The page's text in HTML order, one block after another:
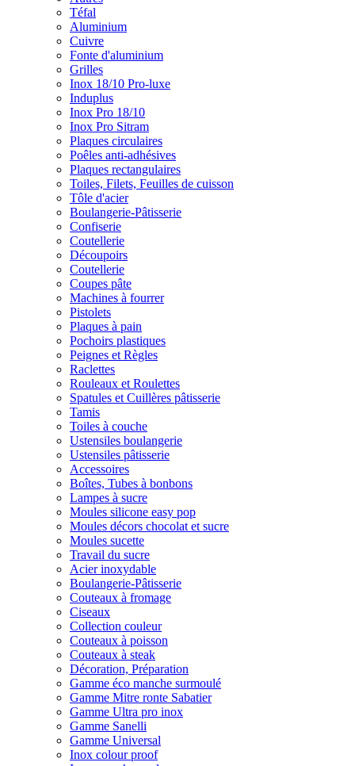
Téfal
Aluminium
Cuivre
Fonte d'aluminium
Grilles
Inox 18/10 Pro-luxe
Induplus
Inox Pro 18/10
Inox Pro Sitram
Plaques circulaires
Poêles anti-adhésives
Plaques rectangulaires
Toiles, Filets, Feuilles de cuisson
Tôle d'acier
Boulangerie-Pâtisserie
Confiserie
Coutellerie
Découpoirs
Coutellerie
Coupes pâte
Machines à fourrer
Pistolets
Plaques à pain
Pochoirs plastiques
Peignes et Règles
Raclettes
Rouleaux et Roulettes
Spatules et Cuillères pâtisserie
Tamis
Toiles à couche
Ustensiles boulangerie
Ustensiles pâtisserie
Accessoires
Boîtes, Tubes à bonbons
Lampes à sucre
Moules silicone easy pop
Moules décors chocolat et sucre
Moules sucette
Travail du sucre
Acier inoxydable
Boulangerie-Pâtisserie
Couteaux à fromage
Ciseaux
Collection couleur
Couteaux à poisson
Couteaux à steak
Décoration, Préparation
Gamme éco manche surmoulé
Gamme Mitre ronte Sabatier
Gamme Ultra pro inox
Gamme Sanelli
Gamme Universal
Inox colour proof